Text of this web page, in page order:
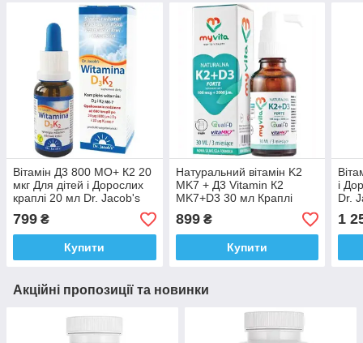
Вітамін Д3 800 МО+ К2 20
мкг Для дітей і Дорослих
краплі 20 мл Dr. Jacob's
Vitamin D3 + K2 Німеччина
799 ₴
Купити
Натуральний вітамін K2
MK7 + Д3 Vitamin К2
MK7+D3 30 мл Краплі
MyVita Польща Доставка з
ЄС
899₴
Купити
і
Dr.
1
Акційні пропозиції та новинки